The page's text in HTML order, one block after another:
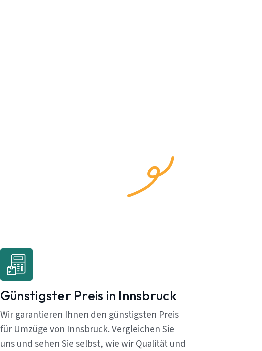
Günstigster Preis in Innsbruck
Wir garantieren Ihnen den günstigsten Preis
für Umzüge von Innsbruck. Vergleichen Sie
uns und sehen Sie selbst, wie wir Qualität und